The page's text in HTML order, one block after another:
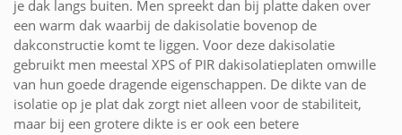
je dak langs buiten. Men spreekt dan bij platte daken over
een warm dak waarbij de dakisolatie bovenop de
dakconstructie komt te liggen. Voor deze dakisolatie
gebruikt men meestal XPS of PIR dakisolatieplaten omwille
van hun goede dragende eigenschappen. De dikte van de
isolatie op je plat dak zorgt niet alleen voor de stabiliteit,
maar bij een grotere dikte is er ook een betere